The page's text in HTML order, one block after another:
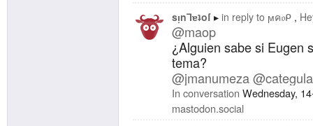
sᴉnꓶɐʇoſ in reply to ϻค𝔬ᑭ
@maop
¿Alguien sabe si Eugen
tema?
@jmanumeza
In conversation Wednesday,
mastodon.social